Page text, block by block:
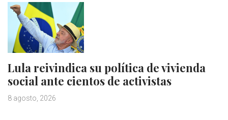
Lula reivindica su política de vivienda
social ante cientos de activistas
8 agosto, 2026